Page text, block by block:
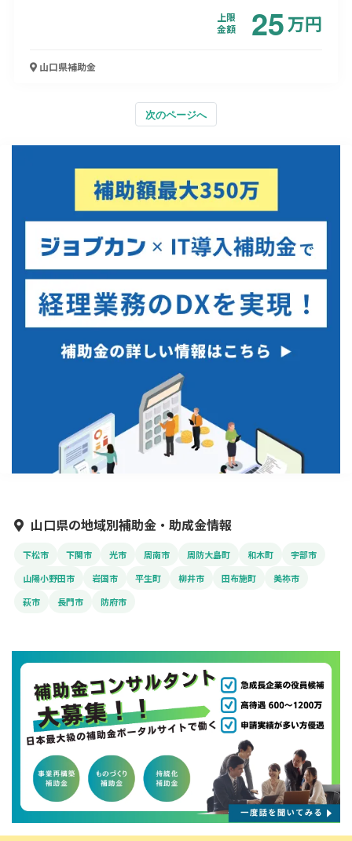
上限
金額
25万円
山口県補助金
次のページへ
山口県の地域別補助金・助成金情報
下松市 下関市 光市 周南市 周防大島町 和木町
宇部市
山陽小野田市
岩国市 平生町 柳井市 田布施町
美祢市
萩市
長門市 防府市